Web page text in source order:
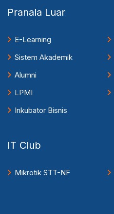
Pranala Luar
E-Learning
Sistem Akademik
Alumni
LPMI
Inkubator Bisnis
IT Club
Mikrotik STT-NF